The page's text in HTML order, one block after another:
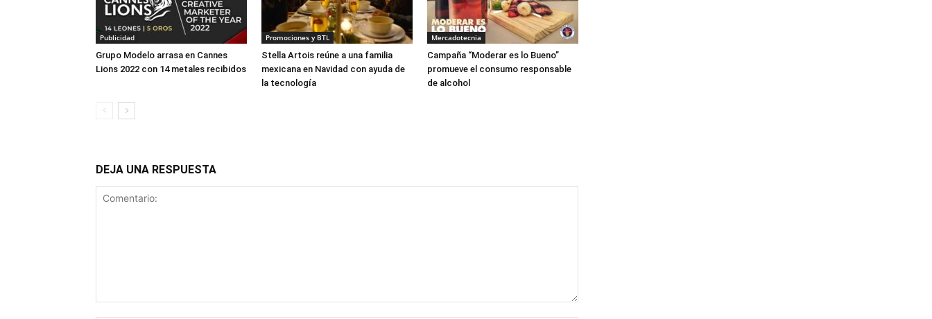
Publicidad
Grupo Modelo arrasa en Cannes
Lions 2022 con 14 metales recibidos
Promociones y BTL
Stella Artois reúne a una familia
mexicana en Navidad con ayuda de
la tecnología
Mercadotecnia
Campaña “Moderar es lo Bueno”
promueve el consumo responsable
de alcohol
DEJA UNA RESPUESTA